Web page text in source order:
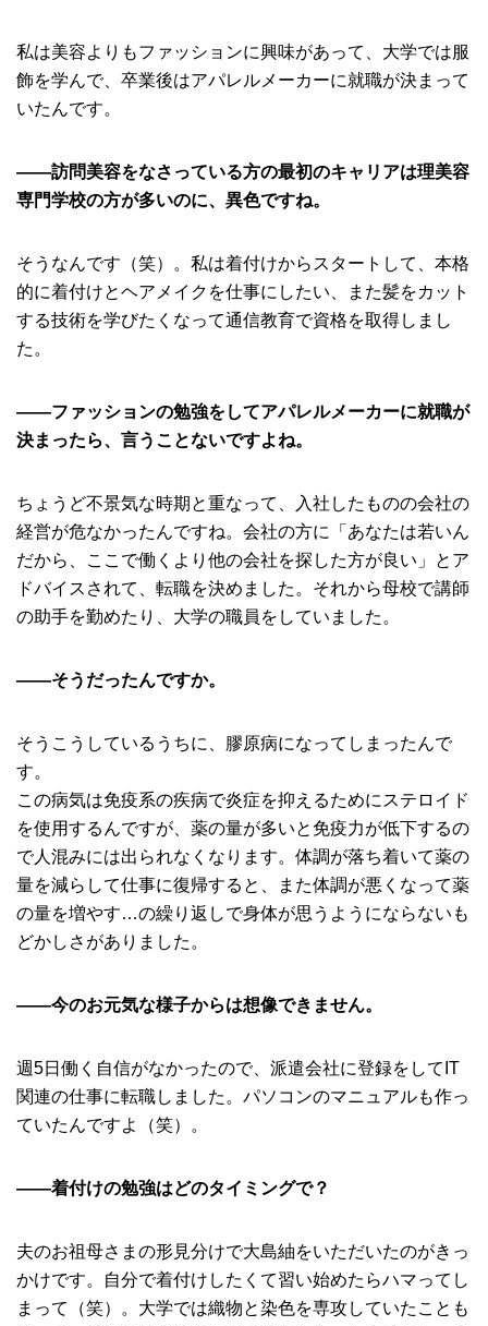
私は美容よりもファッションに興味があって、大学では服
飾を学んで、卒業後はアパレルメーカーに就職が決まって
いたんです。
――訪問美容をなさっている方の最初のキャリアは理美容
専門学校の方が多いのに、異色ですね。
そうなんです（笑）。私は着付けからスタートして、本格
的に着付けとヘアメイクを仕事にしたい、また髪をカット
する技術を学びたくなって通信教育で資格を取得しまし
た。
――ファッションの勉強をしてアパレルメーカーに就職が
決まったら、言うことないですよね。
ちょうど不景気な時期と重なって、入社したものの会社の
経営が危なかったんですね。会社の方に「あなたは若いん
だから、ここで働くより他の会社を探した方が良い」とア
ドバイスされて、転職を決めました。それから母校で講師
の助手を勤めたり、大学の職員をしていました。
――そうだったんですか。
そうこうしているうちに、膠原病になってしまったんで
す。
この病気は免疫系の疾病で炎症を抑えるためにステロイド
を使用するんですが、薬の量が多いと免疫力が低下するの
で人混みには出られなくなります。体調が落ち着いて薬の
量を減らして仕事に復帰すると、また体調が悪くなって薬
の量を増やす…の繰り返しで身体が思うようにならないも
どかしさがありました。
――今のお元気な様子からは想像できません。
週5日働く自信がなかったので、派遣会社に登録をしてIT
関連の仕事に転職しました。パソコンのマニュアルも作っ
ていたんですよ（笑）。
――着付けの勉強はどのタイミングで？
夫のお祖母さまの形見分けで大島紬をいただいたのがきっ
かけです。自分で着付けしたくて習い始めたらハマってし
まって（笑）。大学では織物と染色を専攻していたことも